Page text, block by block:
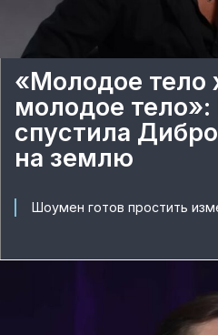
«Молодое тело
молодое
спустила
на землю
Шоумен готов простить